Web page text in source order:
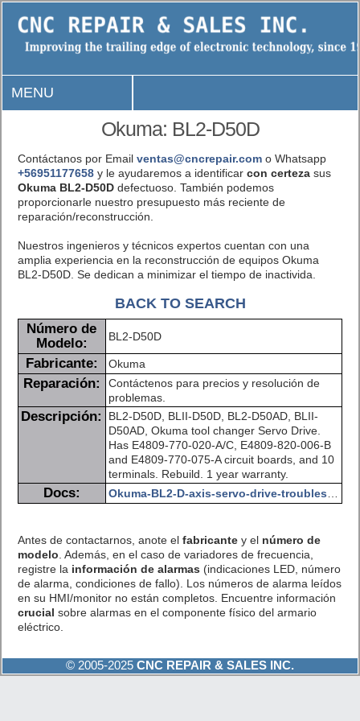
MENU
Okuma: BL2-D50D
Contáctanos por Email ventas@cncrepair.como Whatsapp
+56951177658y le ayudaremos a identificar con certezasus
Okuma BL2-D50Ddefectuoso. También podemos
proporcionarle nuestro presupuesto más reciente de
reparación/reconstrucción.
Nuestros ingenieros y técnicos expertos cuentan con una
amplia experiencia en la reconstrucción de equipos Okuma
BL2-D50D. Se dedican a minimizar el tiempo de inactivida.
BACK TO SEARCH
Número de
Modelo:
BL2-D50D
Fabricante: Okuma
Reparación:
Contáctenos para precios y resolución de
problemas.
Descripción:
BL2-D50D, BLII-D50D, BL2-D50AD, BLII-
D50AD, Okuma tool changer Servo Drive.
Has E4809-770-020-A/C, E4809-820-006-B
and E4809-770-075-A circuit boards, and 10
terminals. Rebuild. 1 year warranty.
Docs:
Antes de contactarnos, anote el fabricantey el número de
modelo . Además, en el caso de variadores de frecuencia,
registre la información de alarmas (indicaciones LED, número
de alarma, condiciones de fallo). Los números de alarma leídos
en su HMI/monitor no están completos. Encuentre información
crucial sobre alarmas en el componente físico del armario
eléctrico.
© 2005-2025 CNC REPAIR & SALES INC.